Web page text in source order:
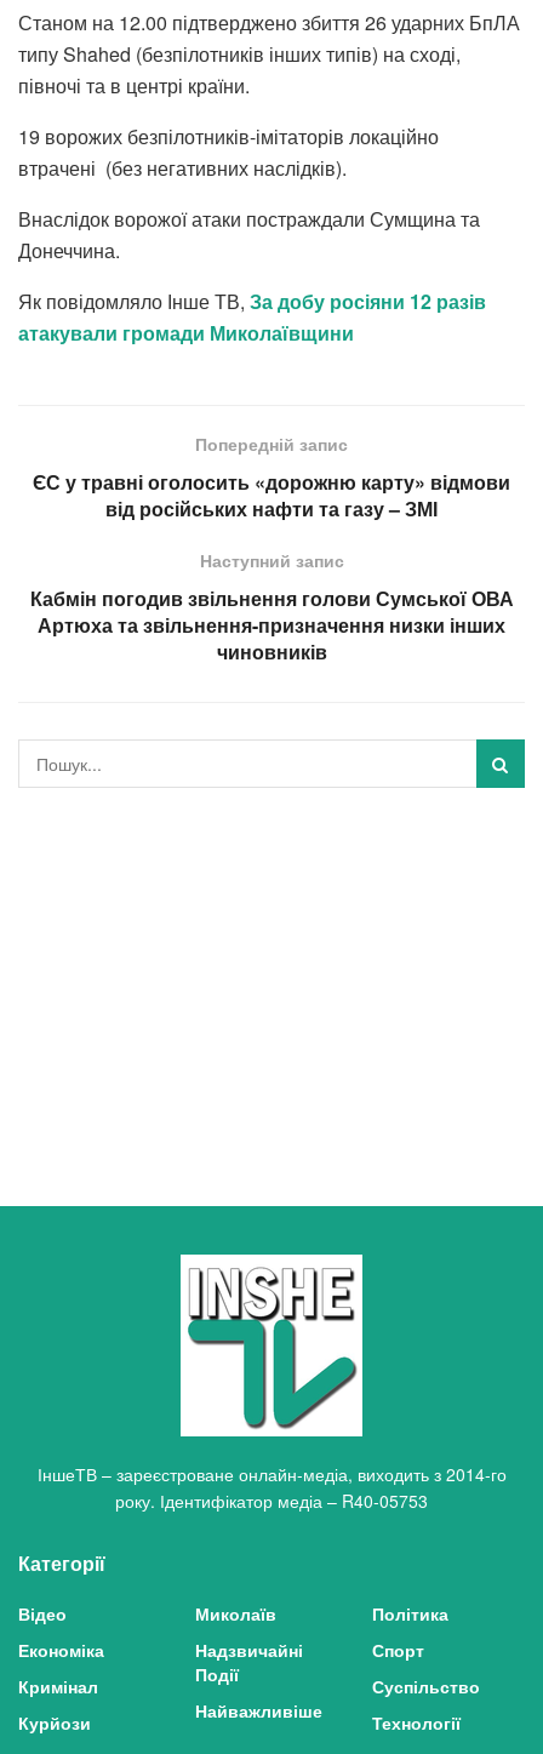
Станом на 12.00 підтверджено збиття 26 ударних БпЛА
типу Shahed (безпілотників інших типів) на сході,
півночі та в центрі країни.
19 ворожих безпілотників-імітаторів локаційно
втрачені (без негативних наслідків).
Внаслідок ворожої атаки постраждали Сумщина та
Донеччина.
Як повідомляло Інше ТВ, За добу росіяни 12 разів
атакували громади Миколаївщини
Попередній запис
ЄС у травні оголосить «дорожню карту» відмови
від російських нафти та газу – ЗМІ
Наступний запис
Кабмін погодив звільнення голови Сумської ОВА
Артюха та звільнення-призначення низки інших
чиновників
ІншеТВ – зареєстроване онлайн-медіа, виходить з 2014-го
року. Ідентифікатор медіа – R40-05753
Категорії
Відео
Економіка
Кримінал
Курйози
Миколаїв
Надзвичайні
Події
Найважливіше
Політика
Спорт
Суспільство
Технології